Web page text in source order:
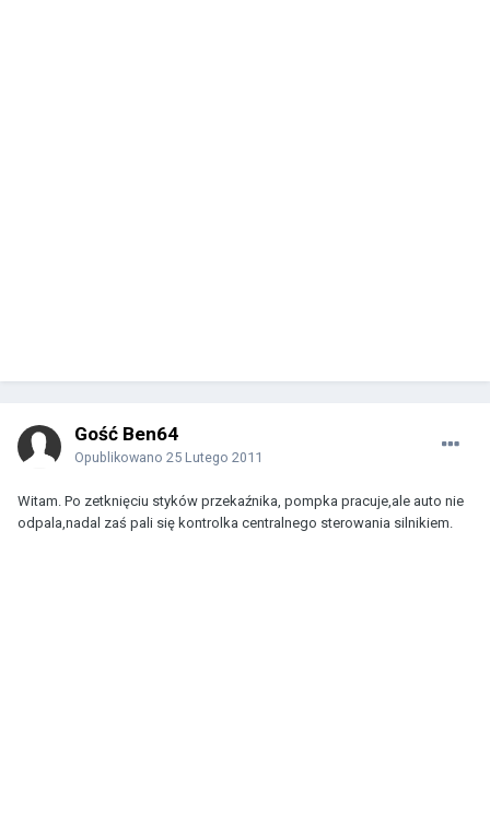
Gość Ben64
Opublikowano 25 Lutego 2011
Witam. Po zetknięciu styków przekaźnika, pompka pracuje,ale auto nie
odpala,nadal zaś pali się kontrolka centralnego sterowania silnikiem.